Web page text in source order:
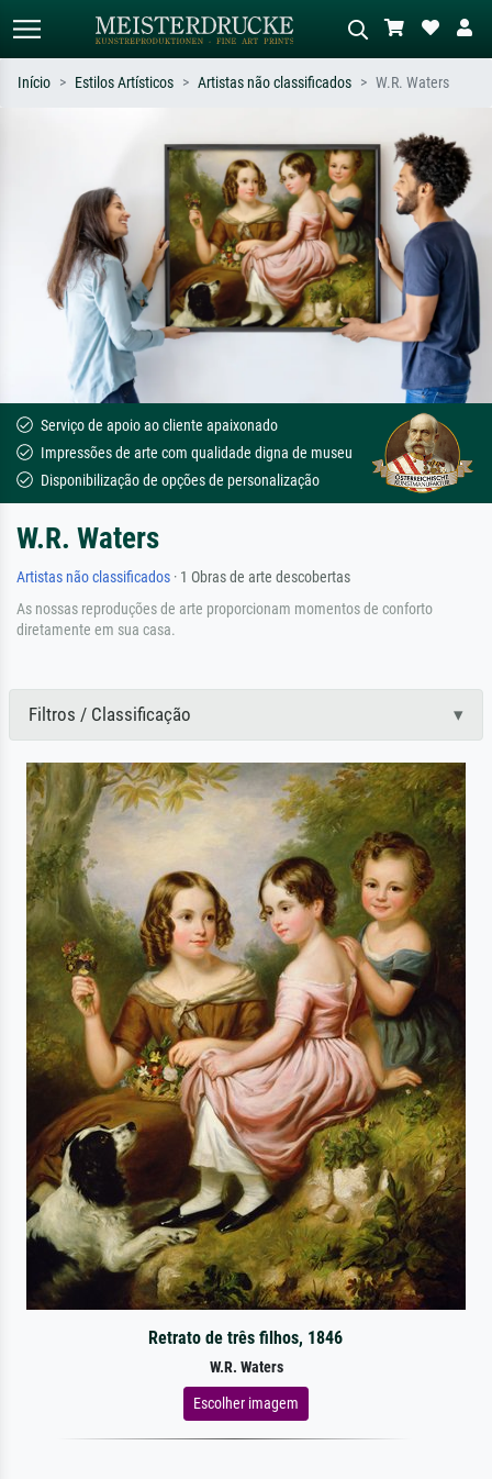
Pesquise por artista, título ou estilo –
ex: Monet, Noite Estrelada,
impressionismo, onda de Hokusai, nu.
Descreva a cena – ex: prado verde,
abstrato com muito vermelho, pintura
a óleo escura, nu em pé ao lado de
uma árvore.
Início Estilos Artísticos Artistas não classificados W.R. Waters
Serviço de apoio ao cliente apaixonado
Impressões de arte com qualidade digna de museu
Disponibilização de opções de personalização
W.R. Waters
Artistas não classificados · 1 Obras de arte descobertas
As nossas reproduções de arte proporcionam momentos de conforto
diretamente em sua casa.
Filtros / Classificação
Retrato de três filhos, 1846
W.R. Waters
Escolher imagem